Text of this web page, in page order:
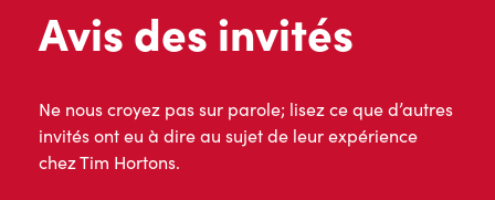
Avis des invités
Ne nous croyez pas sur parole; lisez ce que d’autres
invités ont eu à dire au sujet de leur expérience
chez Tim Hortons.